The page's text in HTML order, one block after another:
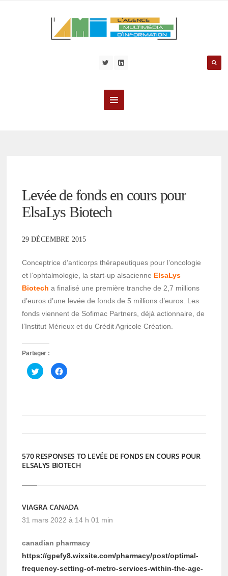
Levée de fonds en cours pour
ElsaLys Biotech
29 DÉCEMBRE 2015
Conceptrice d’anticorps thérapeutiques pour l’oncologie
et l’ophtalmologie, la start-up alsacienne ElsaLys
Biotech a finalisé une première tranche de 2,7 millions
d’euros d’une levée de fonds de 5 millions d’euros. Les
fonds viennent de Sofimac Partners, déjà actionnaire, de
l’Institut Mérieux et du Crédit Agricole Création.
Partager :
Cliquez
pour
partager
Cliquez
pour
570 RESPONSES TO LEVÉE DE FONDS EN COURS POUR
ELSALYS BIOTECH
VIAGRA CANADA
31 mars 2022 à 14 h 01 min
canadian pharmacy
https://gpefy8.wixsite.com/pharmacy/post/optimal-
frequency-setting-of-metro-services-within-the-age-